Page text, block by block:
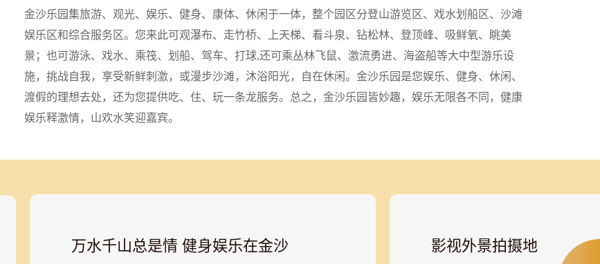
金沙乐园集旅游、观光、娱乐、健身、康体、休闲于一体，整个园区分登山游览区、戏水划船区、沙滩
娱乐区和综合服务区。您来此可观瀑布、走竹桥、上天梯、看斗泉、钻松林、登顶峰、吸鲜氧、眺美
景；也可游泳、戏水、乘筏、划船、驾车、打球,还可乘丛林飞鼠、激流勇进、海盗船等大中型游乐设
施，挑战自我，享受新鲜刺激，或漫步沙滩，沐浴阳光，自在休闲。金沙乐园是您娱乐、健身、休闲、
渡假的理想去处，还为您提供吃、住、玩一条龙服务。总之，金沙乐园皆妙趣，娱乐无限各不同，健康
娱乐释激情，山欢水笑迎嘉宾。
万水千山总是情 健身娱乐在金沙 影视外景拍摄地